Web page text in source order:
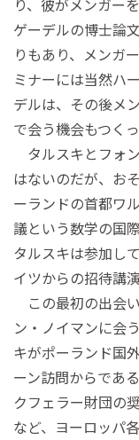
り、彼がメンガー
ゲーデルの博士論
りもあり、メンガ
ミナーには当然ハ
デルは、その後メ
で会う機会もつく
タルスキとフォ
はないのだが、お
ーランドの首都ワ
議という数学の国
タルスキは参加し
イツからの招待講
この最初の出会
ン・ノイマンに会
キがポーランド国
ーン訪問からであ
クフェラー財団の
など、ヨーロッパ